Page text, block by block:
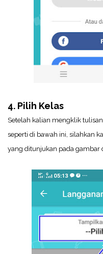
4. Pilih Kelas
Setelah kalian mengklik
seperti di bawah ini, silahkan
yang ditunjukan pada gambar